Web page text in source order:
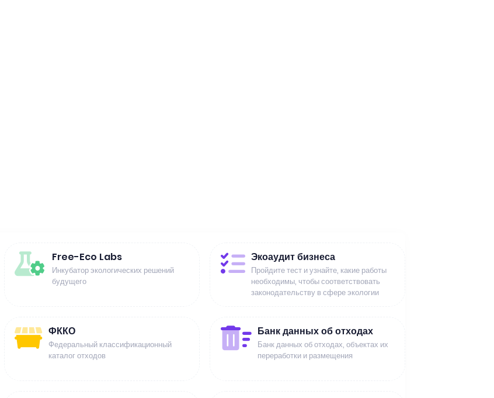
Free-Eco Labs
Инкубатор экологических решений
будущего
Экоаудит бизнеса
Пройдите тест и узнайте, какие работы
необходимы, чтобы соответствовать
законодательству в сфере экологии
ФККО
Федеральный классификационный
каталог отходов
Банк данных об отходах
Банк данных об отходах, объектах их
переработки и размещения